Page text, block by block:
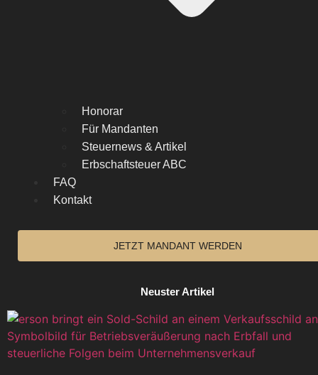
Honorar
Für Mandanten
Steuernews & Artikel
Erbschaftsteuer ABC
FAQ
Kontakt
JETZT MANDANT WERDEN
Neuster Artikel